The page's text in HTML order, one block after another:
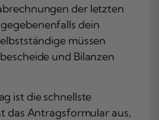
der letzten
dein
müssen
und Bilanzen
ist die schnellste
das Antragsformular aus,